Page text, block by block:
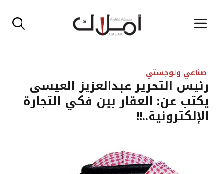
إلى القائمة
صناعي ولوجستي
رئيس التحرير عبدالعزيز العيسى
يكتب عن: العقار بين فكي التجارة
الإلكترونية..!!